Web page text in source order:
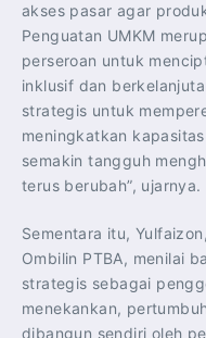
akses pasar agar
Penguatan UMKM
perseroan untuk
inklusif dan
strategis untuk
meningkatkan
semakin tangguh
terus berubah”, ujarnya.
Sementara itu,
Ombilin PTBA, menilai
strategis sebagai
menekankan,
dibangun sendiri oleh